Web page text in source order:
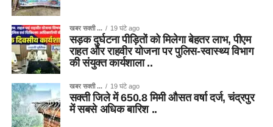
खबर सक्ती ... 19 घंटे ago
सड़क दुर्घटना पीड़ितों को मिलेगा बेहतर लाभ, पीएम
राहत और राहवीर योजना पर पुलिस-स्वास्थ्य विभाग
की संयुक्त कार्यशाला ..
खबर सक्ती ... 19 घंटे ago
सक्ती जिले में 650.8 मिमी औसत वर्षा दर्ज, चंद्रपुर
में सबसे अधिक बारिश ..